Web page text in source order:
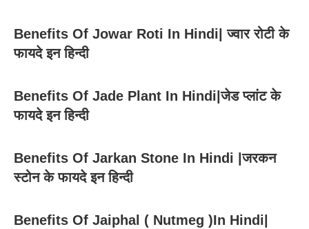
Benefits Of Jowar Roti In Hindi| ज्वार रोटी के
फायदे इन हिन्दी
Benefits Of Jade Plant In Hindi|जेड प्लांट के
फायदे इन हिन्दी
Benefits Of Jarkan Stone In Hindi |जरकन
स्टोन के फायदे इन हिन्दी
Benefits Of Jaiphal ( Nutmeg )In Hindi|